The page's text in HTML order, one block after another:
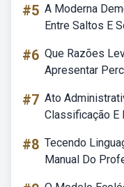
#5 A Moderna
Entre Saltos E
#6 Que Razões
Apresentar
#7 Ato
Classificação E
#8 Tecendo
Manual Do